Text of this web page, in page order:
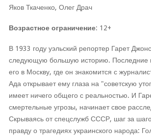
Яков Ткаченко, Олег Драч
Возрастное ограничение: 12+
В 1933 году уэльский репортер Гарет
следующую большую историю. Последние
его в Москву, где он знакомится с
Ада открывает ему глаза на "советскую
имеет ничего общего с реальностью. И
смертельные угрозы, начинает свое
Скрываясь от спецслужб СССР, шаг за
правду о трагедиях украинского народа: